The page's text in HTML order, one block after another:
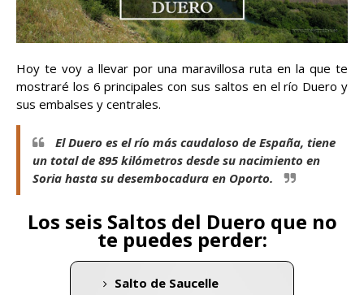
Hoy te voy a llevar por una maravillosa ruta en la que te
mostraré los 6 principales con sus saltos en el río Duero y
sus embalses y centrales.
El Duero es el río más caudaloso de España, tiene
un total de 895 kilómetros desde su nacimiento en
Soria hasta su desembocadura en Oporto.
Los seis Saltos del Duero que no
te puedes perder:
Salto de Saucelle